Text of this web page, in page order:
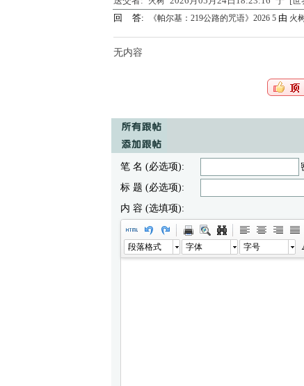
回 答: 《帕尔基：219公路的咒语》2026 5 由 火
无内容
笔 名 (必选项):
标 题 (必选项):
内 容 (选填项):
段落格式 字体 字号